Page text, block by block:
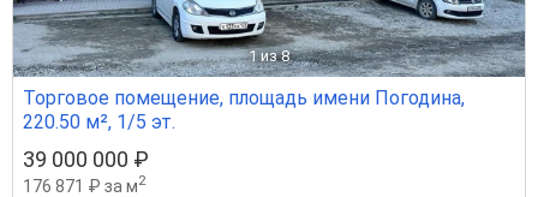
1 из 8
Торговое помещение, площадь имени Погодина,
220.50 м², 1/5 эт.
39 000 000 ₽
176 871 ₽ за м2